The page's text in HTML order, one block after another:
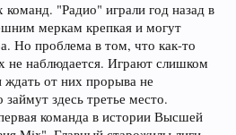
"Радио" играли год назад в
меркам крепкая и могут
Но проблема в том, что как-то
не наблюдается. Играют слишком
от них прорыва не
здесь третье место.
команда в истории Высшей